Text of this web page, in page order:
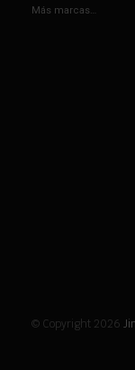
Más marcas…
© Copyright 2026